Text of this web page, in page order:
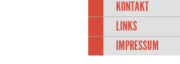
KONTAKT
LINKS
IMPRESSUM